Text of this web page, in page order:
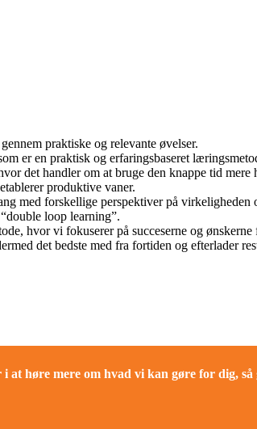
praktiske og relevante øvelser.
er en praktisk og erfaringsbaseret
det handler om at bruge den knappe tid
produktive vaner.
med forskellige perspektiver på
loop learning”.
hvor vi fokuserer på succeserne og
det bedste med fra fortiden og efterlader
at høre mere om hvad vi kan gøre for dig, så